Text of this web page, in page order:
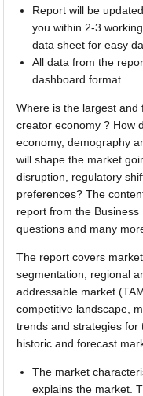
Report will be
you within 2-3
data sheet for easy
All data from the
dashboard format.
Where is the largest
creator economy ? How
economy, demography
will shape the market
disruption, regulatory
preferences? The
report from the
questions and many
The report covers
segmentation, regional
addressable market
competitive landscape,
trends and strategies
historic and forecast
The market
explains the market.